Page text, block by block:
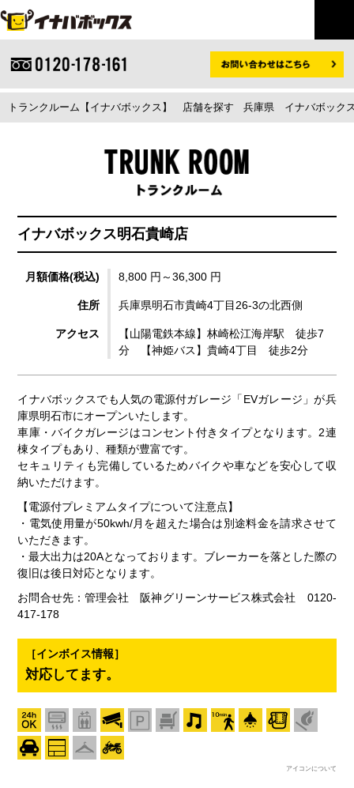
トランクルーム【イナバボックス】 店舗を探す 兵庫県 イナバボック
イナバボックス明石貴崎店
月額価格(税込) 8,800 円～36,300 円
住所 兵庫県明石市貴崎4丁目26-3の北西側
アクセス
【山陽電鉄本線】林崎松江海岸駅 徒歩7
分 【神姫バス】貴崎4丁目 徒歩2分
イナバボックスでも人気の電源付ガレージ「EVガレージ」が兵
庫県明石市にオープンいたします。
車庫・バイクガレージはコンセント付きタイプとなります。2連
棟タイプもあり、種類が豊富です。
セキュリティも完備しているためバイクや車などを安心して収
納いただけます。
【電源付プレミアムタイプについて注意点】
・電気使用量が50kwh/月を超えた場合は別途料金を請求させて
いただきます。
・最大出力は20Aとなっております。ブレーカーを落とした際の
復旧は後日対応となります。
お問合せ先：管理会社 阪神グリーンサービス株式会社 0120-
417-178
［インボイス情報］
対応してます。
アイコンについて